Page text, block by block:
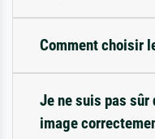
Comment choisir
Je ne suis pas
image